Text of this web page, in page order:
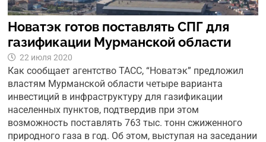
Новатэк готов поставлять СПГ для
газификации Мурманской области
22 июля 2020
Как сообщает агентство ТАСС, “Новатэк” предложил
властям Мурманской области четыре варианта
инвестиций в инфраструктуру для газификации
населенных пунктов, подтвердив при этом
возможность поставлять 763 тыс. тонн сжиженного
природного газа в год. Об этом, выступая на заседании